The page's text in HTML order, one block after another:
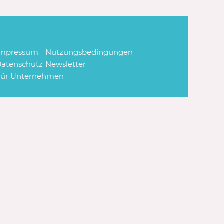
Nutzungsbedingungen
Newsletter
Unternehmen